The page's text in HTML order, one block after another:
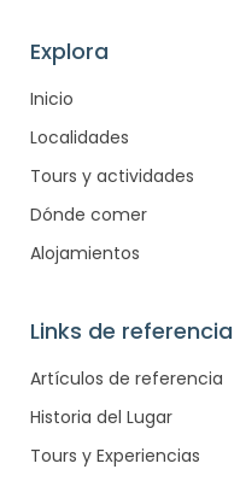
Explora
Inicio
Localidades
Tours y actividades
Dónde comer
Alojamientos
Links de referencia
Artículos de referencia
Historia del Lugar
Tours y Experiencias